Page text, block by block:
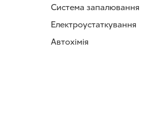
Система запалювання
Електроустаткування
Автохімія